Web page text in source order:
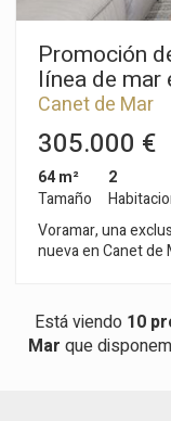
Promoción
línea de mar
Canet de Mar
305.000 €
64 m²
Tamaño
2
Voramar, una
nueva en Canet de
contemporáneo, la
combinan para crear
con terrazas y
Está viendo 10
Mar que